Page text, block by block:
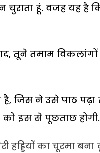
हूं. वजह यह है कि
तूने तमाम
जिस ने उसे पाठ पढ़ा
इस से पूछताछ
का चूरमा बना